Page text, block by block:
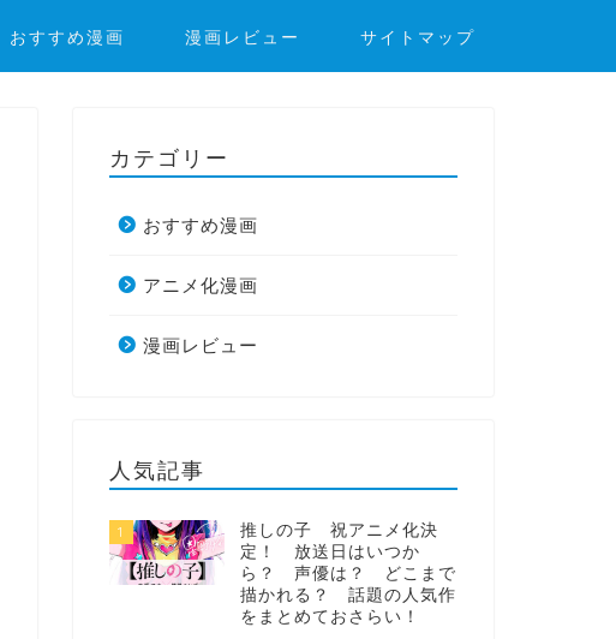
おすすめ漫画 漫画レビュー サイトマップ
カテゴリー
おすすめ漫画
アニメ化漫画
漫画レビュー
人気記事
1
推しの子 祝アニメ化決
定！ 放送日はいつか
ら？ 声優は？ どこまで
描かれる？ 話題の人気作
をまとめておさらい！